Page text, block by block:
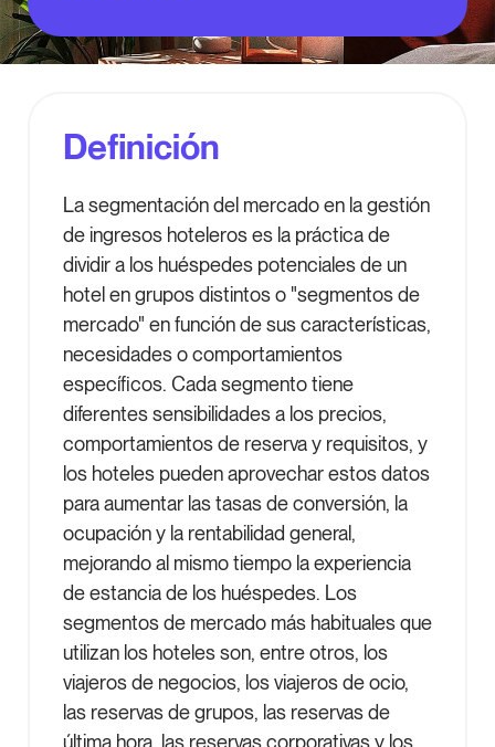
Definición
La segmentación del mercado en la gestión
de ingresos hoteleros es la práctica de
dividir a los huéspedes potenciales de un
hotel en grupos distintos o "segmentos de
mercado" en función de sus características,
necesidades o comportamientos
específicos. Cada segmento tiene
diferentes sensibilidades a los precios,
comportamientos de reserva y requisitos, y
los hoteles pueden aprovechar estos datos
para aumentar las tasas de conversión, la
ocupación y la rentabilidad general,
mejorando al mismo tiempo la experiencia
de estancia de los huéspedes. Los
segmentos de mercado más habituales que
utilizan los hoteles son, entre otros, los
viajeros de negocios, los viajeros de ocio,
las reservas de grupos, las reservas de